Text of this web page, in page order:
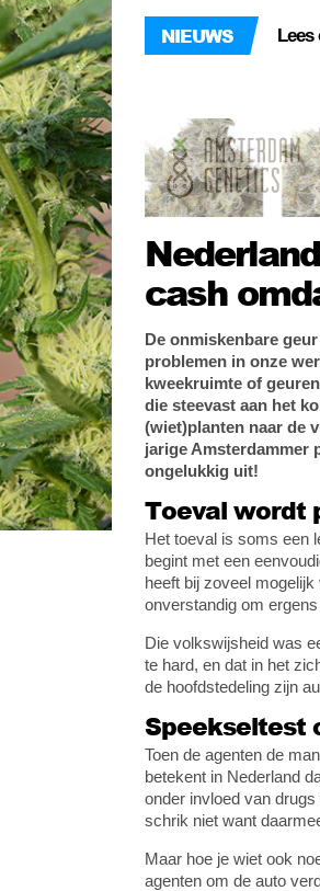
NIEUWS Lees
cash
De onmiskenbare
problemen in onze
kweekruimte of
die steevast aan het
(wiet)planten naar de
jarige Amsterdammer
ongelukkig uit!
Toeval wordt
Het toeval is soms een
begint met een
heeft bij zoveel
onverstandig om
Die volkswijsheid was
te hard, en dat in het
de hoofdstedeling zijn
Speekseltest
Toen de agenten de
betekent in Nederland
onder invloed van drugs
schrik niet want
Maar hoe je wiet ook
agenten om de auto